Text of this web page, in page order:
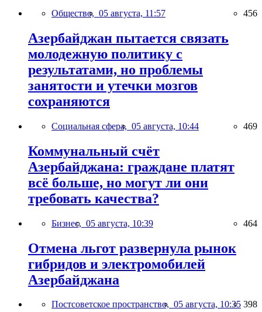
Общество, 05 августа, 11:57 456
Азербайджан пытается связать
молодежную политику с
результатами, но проблемы
занятости и утечки мозгов
сохраняются
Социальная сфера, 05 августа, 10:44 469
Коммунальный счёт
Азербайджана: граждане платят
всё больше, но могут ли они
требовать качества?
Бизнес, 05 августа, 10:39 464
Отмена льгот развернула рынок
гибридов и электромобилей
Азербайджана
Постсоветское пространство, 05 августа, 10:35 398